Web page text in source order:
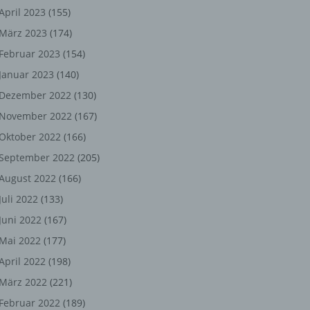
2023 (155)
März 2023 (174)
Februar 2023 (154)
Januar 2023 (140)
Dezember 2022 (130)
November 2022 (167)
Oktober 2022 (166)
September 2022 (205)
2022 (166)
Juli 2022 (133)
Juni 2022 (167)
Mai 2022 (177)
2022 (198)
März 2022 (221)
Februar 2022 (189)
oder